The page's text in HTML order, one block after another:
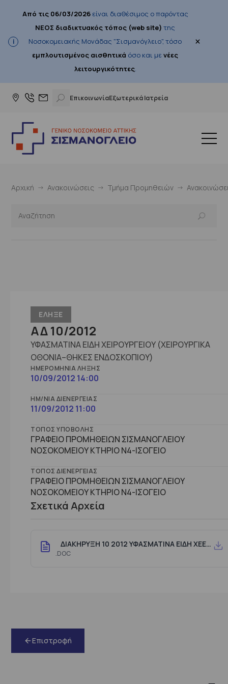
Από τις 06/03/2026είναι διαθέσιμος ο παρόντας
ΝΕΟΣ διαδικτυακός τόπος (web site) της
Νοσοκομειακής Μονάδας "Σισμανόγλειο", τόσο
εμπλουτισμένος αισθητικά όσο και μενέες
λειτουργικότητες.
×
ΕπικοινωνίαΕξωτερικά Ιατρεία
Αρχική Ανακοινώσεις Τμήμα Προμηθειών
ΕΛΗΞΕ
ΑΔ 10/2012
ΥΦΑΣΜΑΤΙΝΑ ΕΙΔΗ ΧΕΙΡΟΥΡΓΕΙΟΥ (ΧΕΙΡΟΥΡΓΙΚΑ
ΟΘΟΝΙΑ–ΘΗΚΕΣ ΕΝΔΟΣΚΟΠΙΟΥ)
ΗΜΕΡΟΜΗΝΊΑ ΛΉΞΗΣ
10/09/2012 14:00
ΗΜ/ΝΊΑ ΔΙΕΝΈΡΓΕΙΑΣ
11/09/2012 11:00
ΤΌΠΟΣ ΥΠΟΒΟΛΉΣ
ΓΡΑΦΕΙΟ ΠΡΟΜΗΘΕΙΩΝ ΣΙΣΜΑΝΟΓΛΕΙΟΥ
ΝΟΣΟΚΟΜΕΙΟΥ ΚΤΗΡΙΟ Ν4-ΙΣΟΓΕΙΟ
ΤΌΠΟΣ ΔΙΕΝΈΡΓΕΙΑΣ
ΓΡΑΦΕΙΟ ΠΡΟΜΗΘΕΙΩΝ ΣΙΣΜΑΝΟΓΛΕΙΟΥ
ΝΟΣΟΚΟΜΕΙΟΥ ΚΤΗΡΙΟ Ν4-ΙΣΟΓΕΙΟ
Σχετικά Αρχεία
ΔΙΑΚΗΡΥΞΗ 10 2012 ΥΦΑΣΜΑΤΙΝΑ ΕΙΔΗ ΧΕΕΡΟΥΡΓΕΙΟΥ
.DOC
Επιστροφή